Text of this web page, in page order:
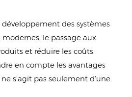
des systèmes
le passage aux
et réduire les coûts.
en compte les avantages
s'agit pas seulement d'une